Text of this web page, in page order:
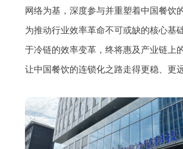
网络为基，深度参与并重塑着中国餐饮
为推动行业效率革命不可或缺的核心基
于冷链的效率变革，终将惠及产业链上
让中国餐饮的连锁化之路走得更稳、更远